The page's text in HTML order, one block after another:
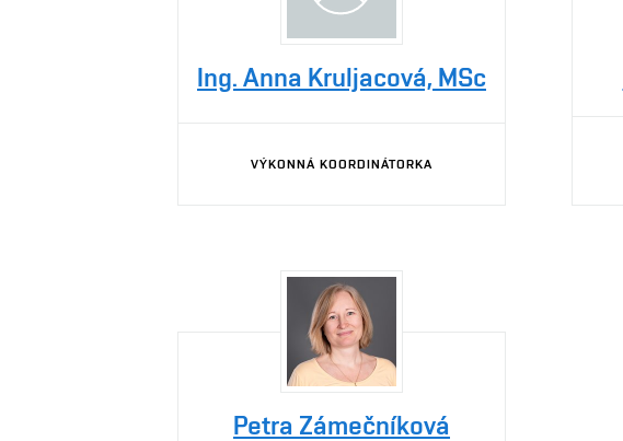
Ing. Anna Kruljacová, MSc
VÝKONNÁ KOORDINÁTORKA
Petra Zámečníková